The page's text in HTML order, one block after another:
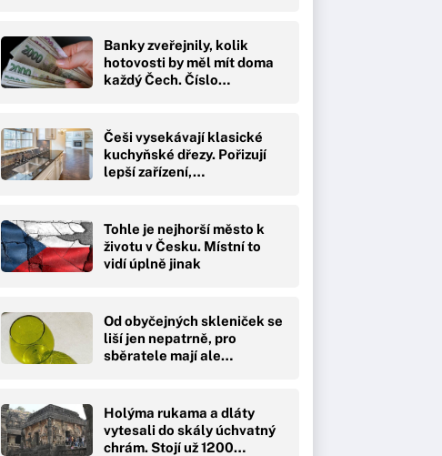
Banky zveřejnily, kolik
hotovosti by měl mít doma
každý Čech. Číslo…
Češi vysekávají klasické
kuchyňské dřezy. Pořizují
lepší zařízení,…
Tohle je nejhorší město k
životu v Česku. Místní to
vidí úplně jinak
Od obyčejných skleniček se
liší jen nepatrně, pro
sběratele mají ale…
Holýma rukama a dláty
vytesali do skály úchvatný
chrám. Stojí už 1200…